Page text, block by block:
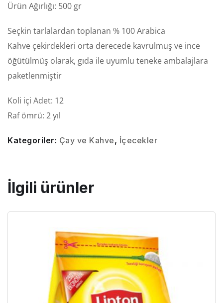
Ürün Ağırlığı: 500 gr
Seçkin tarlalardan toplanan % 100 Arabica
Kahve çekirdekleri orta derecede kavrulmuş ve ince
öğütülmüş olarak, gıda ile uyumlu teneke ambalajlara
paketlenmiştir
Koli içi Adet: 12
Raf ömrü: 2yıl
Kategoriler: Çay ve Kahve, İçecekler
İlgili ürünler